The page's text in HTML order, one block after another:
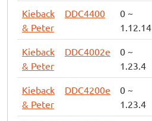
Kieback
& Peter
DDC4400
0 ~
1.12.14
Kieback
& Peter
DDC4002e
0 ~
1.23.4
Kieback
& Peter
DDC4200e
0 ~
1.23.4